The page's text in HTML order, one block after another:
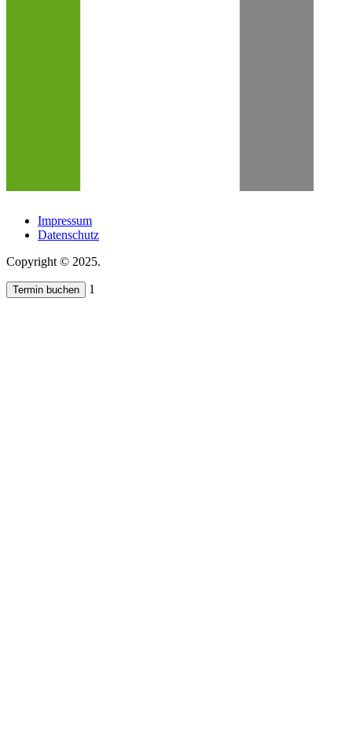
Impressum
Datenschutz
Copyright © 2025.
Termin buchen 1